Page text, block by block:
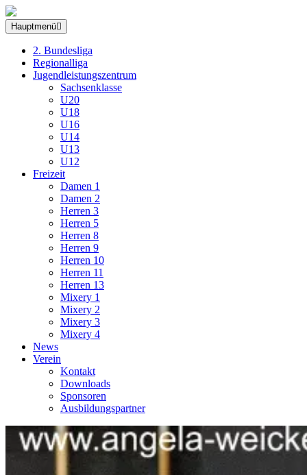
Hauptmenü
2. Bundesliga
Regionalliga
Jugendleistungszentrum
Sachsenklasse
U20
U18
U16
U14
U13
U12
Freizeit
Damen 1
Damen 2
Herren 3
Herren 5
Herren 8
Herren 9
Herren 10
Herren 11
Herren 13
Mixery 1
Mixery 2
Mixery 3
Mixery 4
News
Verein
Kontakt
Downloads
Sponsoren
Ausbildungspartner